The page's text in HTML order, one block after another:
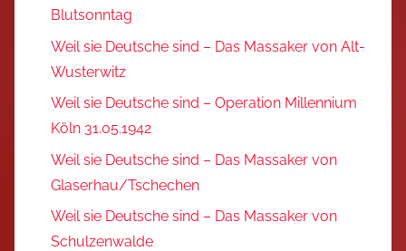
Blutsonntag
Weil sie Deutsche sind – Das Massaker von Alt-
Wusterwitz
Weil sie Deutsche sind – Operation Millennium
Köln 31.05.1942
Weil sie Deutsche sind – Das Massaker von
Glaserhau/Tschechen
Weil sie Deutsche sind – Das Massaker von
Schulzenwalde